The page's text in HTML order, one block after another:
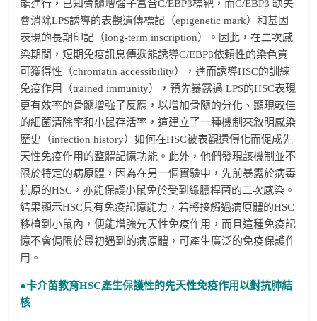
能進行，已知骨髓增強子富含C/EBPβ標靶，而C/EBPβ 缺失
會消除LPS誘導的表觀遺傳標記（epigenetic mark）和基因
表現的長期印記（long-term inscription）。因此，在二次感
染期間，短期免疫訊息傳遞能誘導C/EBPβ依賴性的染色質
可獲得性（chromatin accessibility），進而誘導HSC的訓練
免疫作用（trained immunity），預先暴露過 LPS的HSC表現
更有效率的骨髓增強子反應，以增加骨隨的分化、顯現較佳
的細菌清除率和小鼠存活率，這建立了一種機制來敘明感染
歷史（infection history）如何在HSC被表觀遺傳化而促成先
天性免疫作用的整體記憶功能。此外，他們發現該機制並不
限於特定的病原體，因為在另一個實驗中，先前暴露於病毒
抗原的HSC，亦能保護小鼠免於受到綠膿桿菌的二次感染。
結果顯示HSC具有免疫記憶能力，若將接觸過病原體的HSC
移植到小鼠內，便能增強先天性免疫作用，而且這種免疫記
憶不會侷限於最初遇到的病原體，可產生廣泛的免疫保護作
用。
●卡介苗教育HSC產生保護性的先天性免疫作用以對抗肺結
核